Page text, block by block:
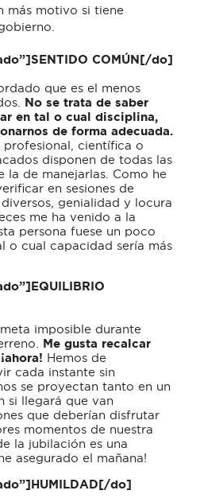
más motivo si tiene
COMÚN[/do]
que es el menos
No se trata de saber
en tal o cual disciplina,
de forma adecuada.
profesional, científica o
disponen de todas las
la de manejarlas. Como he
en sesiones de
genialidad y locura
me ha venido a la
persona fuese un poco
o cual capacidad sería más
imposible durante
Me gusta recalcar
Hemos de
cada instante sin
se proyectan tanto en un
si llegará que van
que deberían disfrutar
momentos de nuestra
la jubilación es una
asegurado el mañana!
do]